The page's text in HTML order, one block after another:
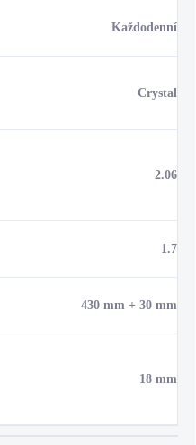
Každodenní
Crystal
2.06
1.7
430 mm + 30 mm
18 mm